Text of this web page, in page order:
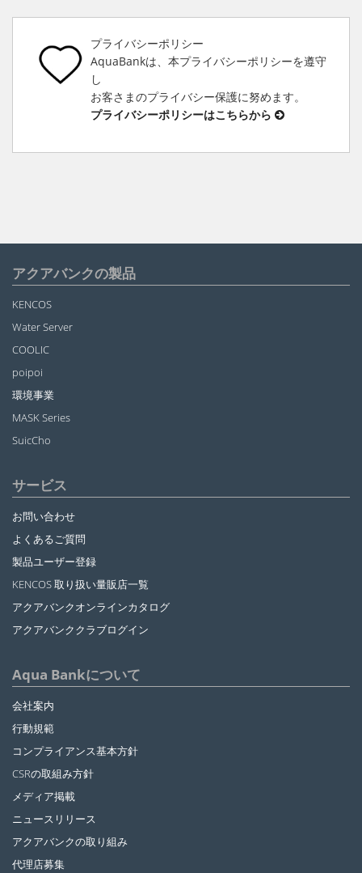
プライバシーポリシー
AquaBankは、本プライバシーポリシーを遵守
し
お客さまのプライバシー保護に努めます。
プライバシーポリシーはこちらから
アクアバンクの製品
KENCOS
Water Server
COOLIC
poipoi
環境事業
MASK Series
SuicCho
サービス
お問い合わせ
よくあるご質問
製品ユーザー登録
KENCOS 取り扱い量販店一覧
アクアバンクオンラインカタログ
アクアバンククラブログイン
Aqua Bankについて
会社案内
行動規範
コンプライアンス基本方針
CSRの取組み方針
メディア掲載
ニュースリリース
アクアバンクの取り組み
代理店募集